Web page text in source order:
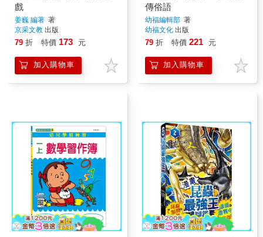
戲
姜巍 編著 著
京采文教 出版
79 折 特價 173 元
加入購物車
傳俗語
幼福編輯部著
幼福文化出版
79 折 特價 221 元
加入購物車